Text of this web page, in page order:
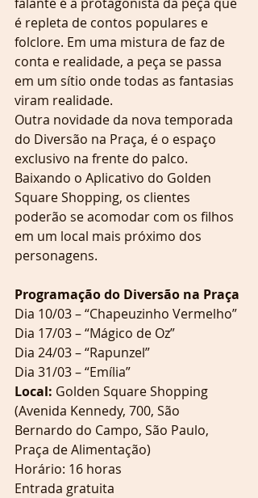
é repleta de contos populares e
folclore. Em uma mistura de faz de
conta e realidade, a peça se passa
em um sítio onde todas as fantasias
viram realidade.
Outra novidade da nova temporada
do Diversão na Praça, é o espaço
exclusivo na frente do palco.
Baixando o Aplicativo do Golden
Square Shopping, os clientes
poderão se acomodar com os filhos
em um local mais próximo dos
personagens.
Programação do Diversão na Praça
Dia 10/03 – “Chapeuzinho Vermelho”
Dia 17/03 – “Mágico de Oz”
Dia 24/03 – “Rapunzel”
Dia 31/03 – “Emília”
Local: Golden Square Shopping
(Avenida Kennedy, 700, São
Bernardo do Campo, São Paulo,
Praça de Alimentação)
Horário: 16 horas
Entrada gratuita